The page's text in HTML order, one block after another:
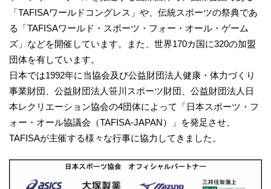
「TAFISAワールドコングレス」や、伝統スポーツの祭典であ
る「TAFISAワールド・スポーツ・フォー・オール・ゲーム
ズ」などを開催しています。また、世界170カ国に320の加盟
団体を有しています。
日本では1992年に当協会及び公益財団法人健康・体力づくり
事業財団、公益財団法人笹川スポーツ財団、公益財団法人日
本レクリエーション協会の4団体によって「日本スポーツ・フ
ォー・オール協議会（TAFISA-JAPAN）」を発足させ、
TAFISAが主催する様々な行事に協力してきました。